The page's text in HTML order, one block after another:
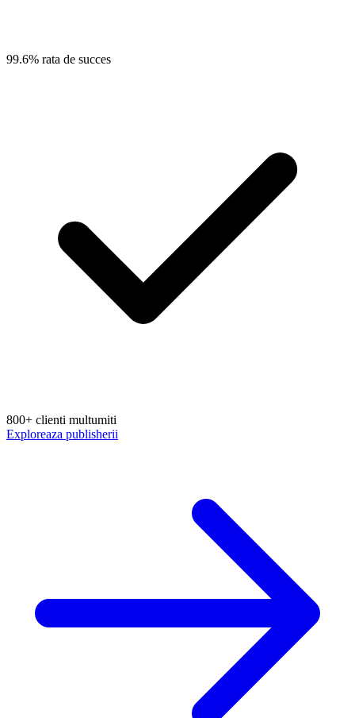
99.6% rata de succes
800+ clienti multumiti
Exploreaza publisherii